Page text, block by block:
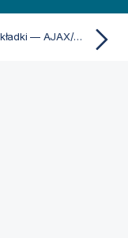
Obiekt zakładki — AJAX/Webview